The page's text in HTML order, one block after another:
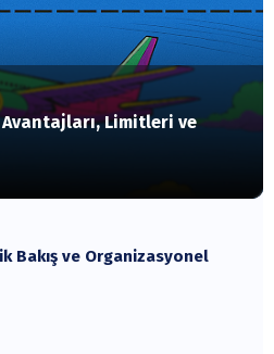
Limitleri ve
Bakış ve Organizasyonel